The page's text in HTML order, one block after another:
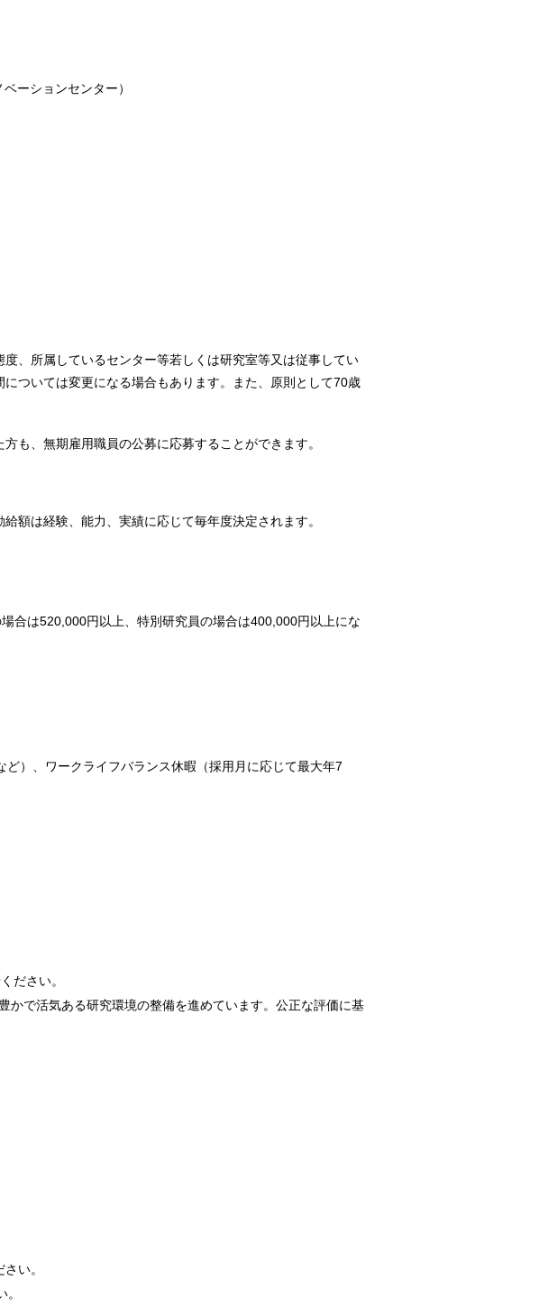
ーションセンター）
、所属しているセンター等若しくは研究室等又は従事してい
ついては変更になる場合もあります。また、原則として70歳
も、無期雇用職員の公募に応募することができます。
額は経験、能力、実績に応じて毎年度決定されます。
合は520,000円以上、特別研究員の場合は400,000円以上にな
）、ワークライフバランス休暇（採用月に応じて最大年7
ださい。
かで活気ある研究環境の整備を進めています。公正な評価に基
い。